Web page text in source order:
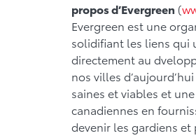
propos d’Evergreen (
Evergreen est une
solidifiant les liens qui
directement au
nos villes
saines et viables et
canadiennes en
devenir les gardiens